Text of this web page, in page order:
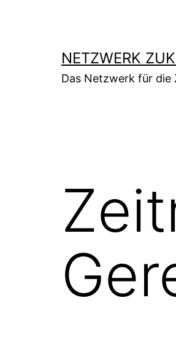
NETZWERK
Das Netzwerk für die